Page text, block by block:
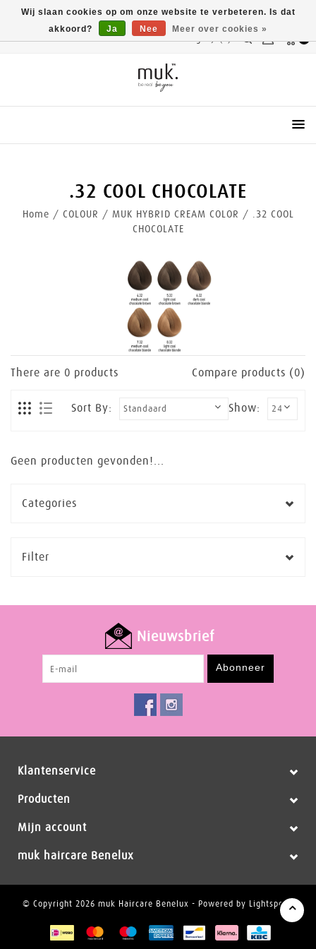
Vergelijk(0)
.32 COOL CHOCOLATE
Home / COLOUR / MUK HYBRID CREAM COLOR /
.32 COOL
CHOCOLATE
There are 0 products Compare products (0)
Show:
Sort By:
Geen producten gevonden!...
Categories
Filter
Nieuwsbrief
Abonneer
Klantenservice
Producten
Mijn account
muk haircare Benelux
© Copyright 2026 muk Haircare Benelux - Powered by Lightspeed
Wij slaan cookies op om onze website te verbeteren. Is dat
akkoord?
Ja Nee Meer over cookies »